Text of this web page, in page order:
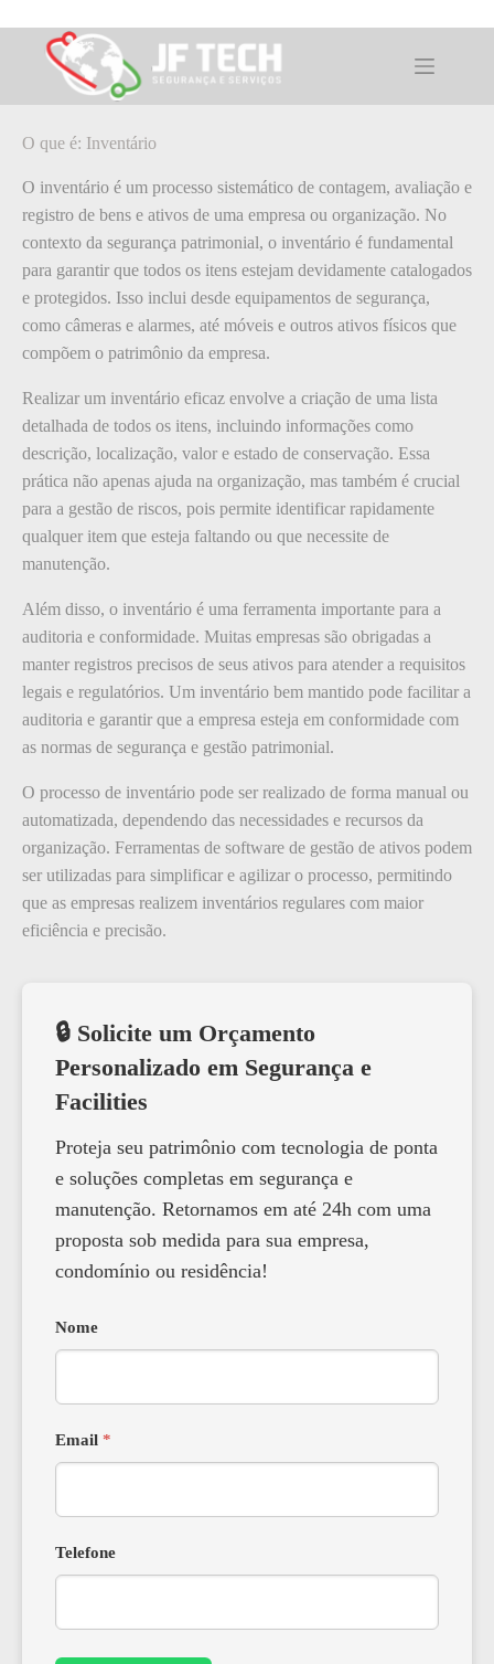
para
conteúdoO que é: Inventário
O que é: Inventário
O inventário é um processo sistemático de contagem, avaliação e
registro de bens e ativos de uma empresa ou organização. No
contexto da segurança patrimonial, o inventário é fundamental
para garantir que todos os itens estejam devidamente catalogados
e protegidos. Isso inclui desde equipamentos de segurança,
como câmeras e alarmes, até móveis e outros ativos físicos que
compõem o patrimônio da empresa.
Realizar um inventário eficaz envolve a criação de uma lista
detalhada de todos os itens, incluindo informações como
descrição, localização, valor e estado de conservação. Essa
prática não apenas ajuda na organização, mas também é crucial
para a gestão de riscos, pois permite identificar rapidamente
qualquer item que esteja faltando ou que necessite de
manutenção.
Além disso, o inventário é uma ferramenta importante para a
auditoria e conformidade. Muitas empresas são obrigadas a
manter registros precisos de seus ativos para atender a requisitos
legais e regulatórios. Um inventário bem mantido pode facilitar a
auditoria e garantir que a empresa esteja em conformidade com
as normas de segurança e gestão patrimonial.
O processo de inventário pode ser realizado de forma manual ou
automatizada, dependendo das necessidades e recursos da
organização. Ferramentas de software de gestão de ativos podem
ser utilizadas para simplificar e agilizar o processo, permitindo
que as empresas realizem inventários regulares com maior
eficiência e precisão.
🔒 Solicite um Orçamento
Personalizado em Segurança e
Facilities
Proteja seu patrimônio com tecnologia de ponta
e soluções completas em segurança e
manutenção. Retornamos em até 24h com uma
proposta sob medida para sua empresa,
condomínio ou residência!
Nome
Email *
Telefone